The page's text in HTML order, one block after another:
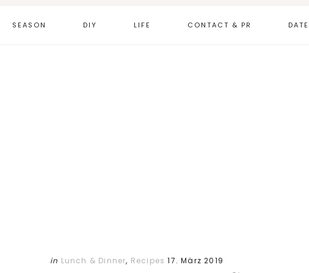
SEASON DIY LIFE CONTACT & PR
in Lunch & Dinner, Recipes 17. März 2019